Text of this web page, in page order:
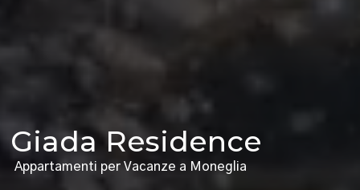
Giada Residence
Appartamenti per Vacanze a Moneglia